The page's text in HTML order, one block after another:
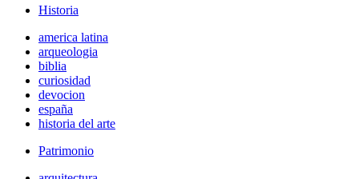
Historia
america latina
arqueologia
biblia
curiosidad
devocion
españa
historia del arte
Patrimonio